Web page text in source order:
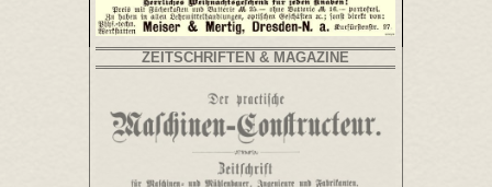
ZEITSCHRIFTEN & MAGAZINE